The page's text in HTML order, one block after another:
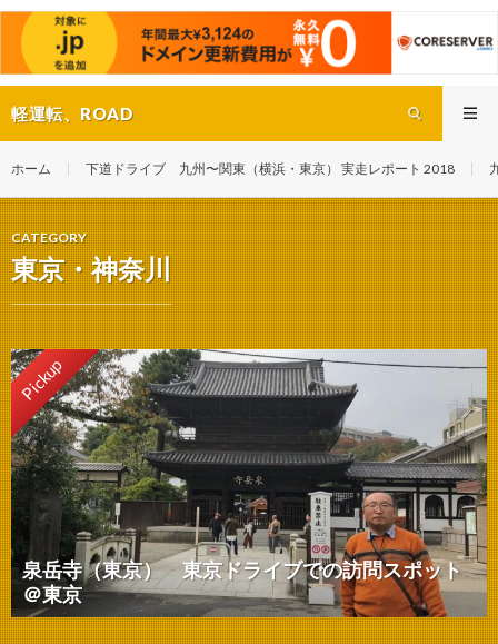
軽運転、ROAD
ホーム 下道ドライブ 九州〜関東（横浜・東京） 実走レポート 2018
CATEGORY
東京・神奈川
Pickup
泉岳寺（東京） 東京ドライブでの訪問スポット
＠東京